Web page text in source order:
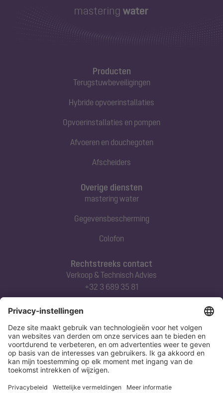
Producten
Terugstuwbeveiligingen
Hybride opvoerinstallaties
Opvoerinstallaties en pompen
Afvoeren en douchegoten
Afscheiders
Rechtstreeks contact
Verkoop & Technisch Advies
+32 3 689 35 81
Abonneert u zich op onze nieuwsbrief
Nu aanmelden
Overige diensten
mastering water
Gegevensbescherming
Colofon